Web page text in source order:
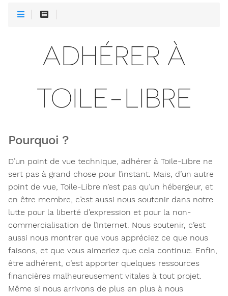
ADHÉRER À
TOILE-LIBRE
Pourquoi ?
D’un point de vue technique, adhérer à Toile-Libre ne
sert pas à grand chose pour l’instant. Mais, d’un autre
point de vue, Toile-Libre n’est pas qu’un hébergeur, et
en être membre, c’est aussi nous soutenir dans notre
lutte pour la liberté d’expression et pour la non-
commercialisation de l’Internet. Nous soutenir, c’est
aussi nous montrer que vous appréciez ce que nous
faisons, et que vous aimeriez que cela continue. Enfin,
être adhérent, c’est apporter quelques ressources
financières malheureusement vitales à tout projet.
Même si nous arrivons de plus en plus à nous